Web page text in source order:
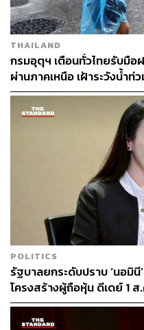
มาเป็นเวลานานนี่คือ ‘ช่อง
ที่สำคัญของสังคมไทย เรา
หมายความว่าจะมีชีวิตที่แ
ตั้งแต่วันนี้จึงเป็นมากกว่ากา
การทำให้ทุกปีในชีวิตเป็นปี
จาก ‘การรักษา’ สู่ ‘กา
ชีวิต ในยุค Wellness
หากย้อนกลับไป 10 ปี ประกั
ที่รอใช้ยามเจ็บป่วย’ แต่ปัจ
ประกันชีวิตกำลังกลายเป็
ลูกค้าตั้งแต่ต้น เพราะ ‘กา
การรักษา ทั้งต่อผู้บริโภคแล
แนวโน้มของอุตสาหกรรมป
Economy จึงมุ่งเน้นการนำ
มาผสานกับผลิตภัณฑ์มากขึ้น
THAILAND
กรมอุตุฯ เตือนทั่วไทยรับมื
ผ่านภาคเหนือ เฝ้าระวังน้ำ
POLITICS
รัฐบาลยกระดับปราบ ‘นอมิ
โครงสร้างผู้ถือหุ้น ดีเดย์ 1
สวมสิทธิ์